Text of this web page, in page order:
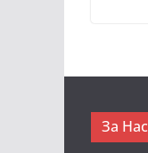
За Нас